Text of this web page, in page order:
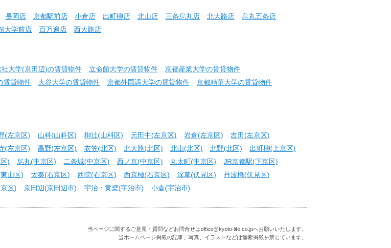
長岡店 京都駅前店 小倉店 出町柳店 北山店 三条烏丸店 北大路店
烏丸五条店
大学前店 百万遍店 西大路店
社大学(京田辺)の賃貸物件 立命館大学の賃貸物件
京都産業大学の賃貸物件
賃貸物件 大谷大学の賃貸物件 京都外国語大学の賃貸物件
京都精華大学の賃貸物件
(左京区) 山科(山科区) 椥辻(山科区) 元田中(左京区) 岩倉(左京区)
吉田(左京区)
(左京区) 高野(左京区) 衣笠(北区) 北大路(北区) 北山(北区) 北野(北区)
出町柳(上京区)
) 烏丸(中京区) 二条城(中京区) 西ノ京(中京区) 丸太町(中京区)
JR京都駅(下京区)
山区) 太秦(右京区) 西院(右京区) 西京極(右京区) 深草(伏見区)
丹波橋(伏見区)
区) 京田辺(京田辺市) 宇治・黄檗(宇治市) 小倉(宇治市)
当ページに関するご意見・質問などお問合せはoffice@kyoto-life.co.jpへお願いいたします。
当ホームページ掲載の記事、写真、イラストなどは無断掲載を禁じています。